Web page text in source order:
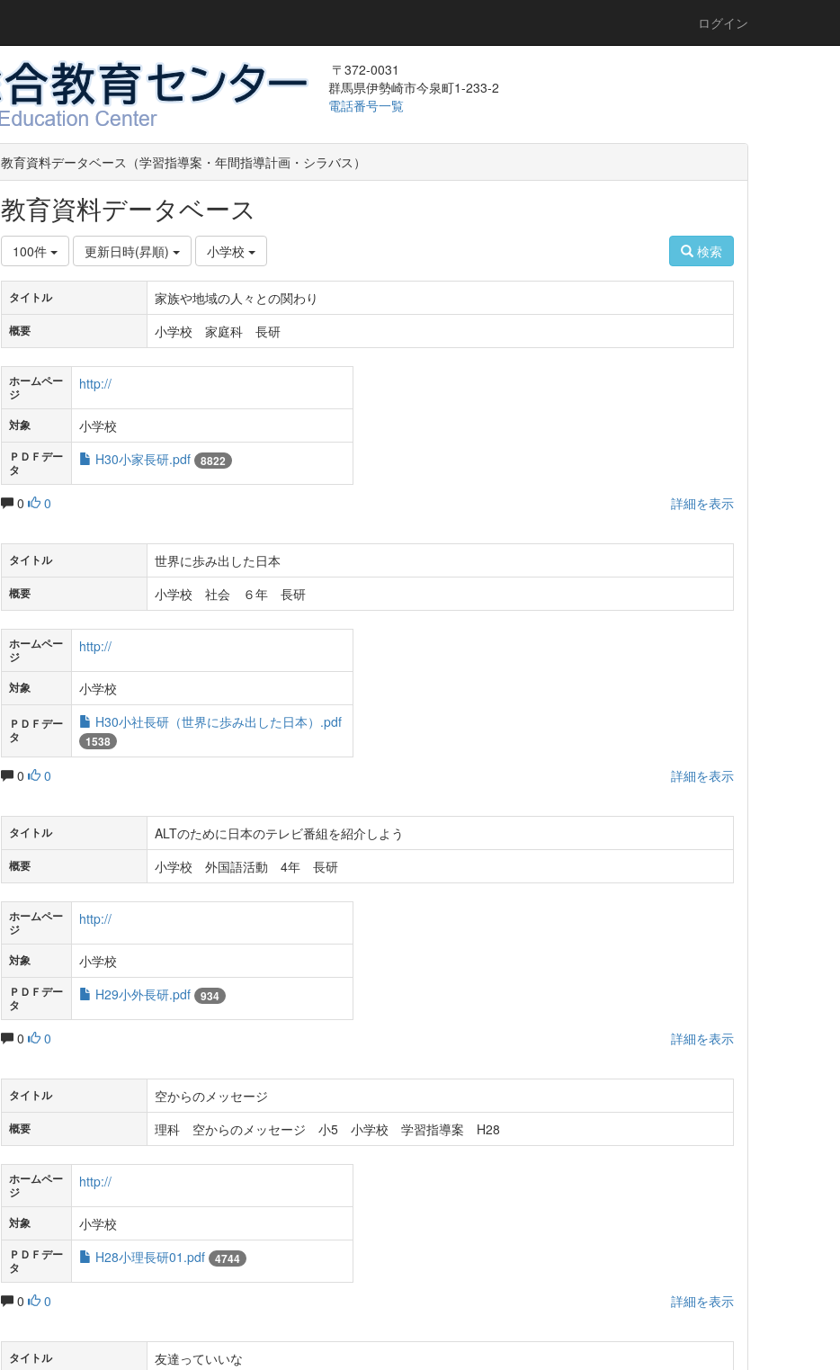
ログイン
〒372-0031
群馬県伊勢崎市今泉町1-233-2
電話番号一覧
教育資料データベース（学習指導案・年間指導計画・シラバス）
教育資料データベース
100件 更新日時(昇順) 小学校 検索
タイトル 家族や地域の人々との関わり
概要 小学校 家庭科 長研
ホームペー
ジ
http://
対象 小学校
ＰＤＦデー
タ
H30小家長研.pdf 8822
0 0 詳細を表示
タイトル 世界に歩み出した日本
概要 小学校 社会 ６年 長研
ホームペー
ジ
http://
対象 小学校
ＰＤＦデー
タ
H30小社長研（世界に歩み出した日本）.pdf
1538
0 0 詳細を表示
タイトル ALTのために日本のテレビ番組を紹介しよう
概要 小学校 外国語活動 4年 長研
ホームペー
ジ
http://
対象 小学校
ＰＤＦデー
タ
H29小外長研.pdf 934
0 0 詳細を表示
タイトル 空からのメッセージ
概要 理科 空からのメッセージ 小5 小学校 学習指導案 H28
ホームペー
ジ
http://
対象 小学校
ＰＤＦデー
タ
H28小理長研01.pdf 4744
0 0 詳細を表示
タイトル 友達っていいな